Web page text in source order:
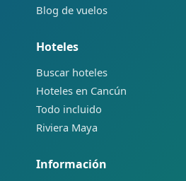
Blog de vuelos
Hoteles
Buscar hoteles
Hoteles en Cancún
Todo incluido
Riviera Maya
Información